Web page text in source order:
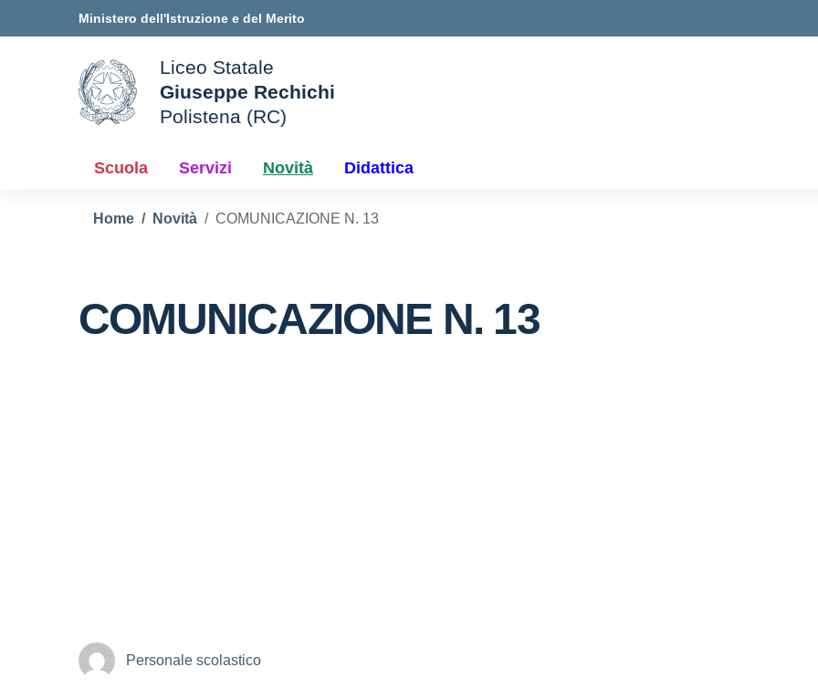
Ministero dell'Istruzione e del Merito
della scuola
Liceo Statale
Giuseppe Rechichi
Polistena (RC)
Scuola Servizi Novità Didattica
Home Novità COMUNICAZIONE N. 13
COMUNICAZIONE N. 13
Personale scolastico